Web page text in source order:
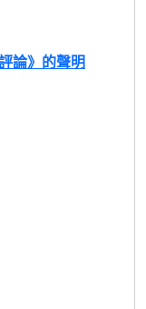
論》的聲明